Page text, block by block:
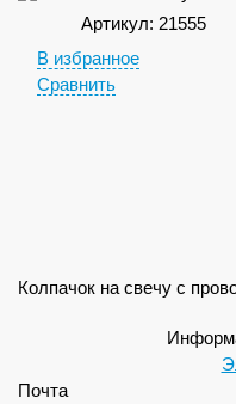
Артикул: 21555
В избранное
Сравнить
Колпачок на свечу с
Почта